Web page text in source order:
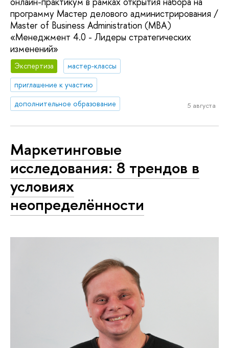
программу Мастер делового администрирования /
Master of Business Administration (MBA)
«Менеджмент 4.0 - Лидеры стратегических
изменений»
Экспертиза
мастер-классы
приглашение к участию
дополнительное образование
5 августа
Маркетинговые
исследования: 8 трендов в
условиях
неопределённости